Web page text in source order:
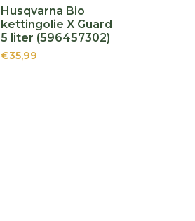
Husqvarna Bio
kettingolie X Guard
5 liter (596457302)
€35,99